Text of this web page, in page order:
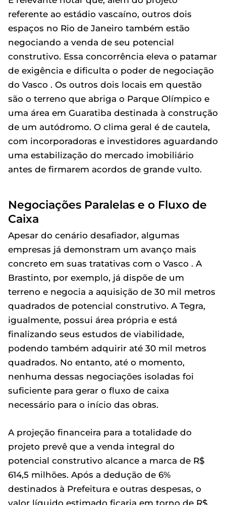
referente ao estádio vascaíno, outros dois
espaços no Rio de Janeiro também estão
negociando a venda de seu potencial
construtivo. Essa concorrência eleva o patamar
de exigência e dificulta o poder de negociação
do Vasco . Os outros dois locais em questão
são o terreno que abriga o Parque Olímpico e
uma área em Guaratiba destinada à construção
de um autódromo. O clima geral é de cautela,
com incorporadoras e investidores aguardando
uma estabilização do mercado imobiliário
antes de firmarem acordos de grande vulto.
Negociações Paralelas e o Fluxo de
Caixa
Apesar do cenário desafiador, algumas
empresas já demonstram um avanço mais
concreto em suas tratativas com o Vasco . A
Brastinto, por exemplo, já dispõe de um
terreno e negocia a aquisição de 30 mil metros
quadrados de potencial construtivo. A Tegra,
igualmente, possui área própria e está
finalizando seus estudos de viabilidade,
podendo também adquirir até 30 mil metros
quadrados. No entanto, até o momento,
nenhuma dessas negociações isoladas foi
suficiente para gerar o fluxo de caixa
necessário para o início das obras.
A projeção financeira para a totalidade do
projeto prevê que a venda integral do
potencial construtivo alcance a marca de R$
614,5 milhões. Após a dedução de 6%
destinados à Prefeitura e outras despesas, o
valor líquido estimado ficaria em torno de R$